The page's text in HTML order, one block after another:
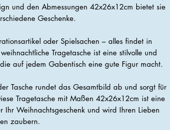
und den Abmessungen 42x26x12cm bietet sie
Geschenke.
oder Spielsachen – alles findet in
Tragetasche ist eine stilvolle und
auf jedem Gabentisch eine gute Figur macht.
Tasche rundet das Gesamtbild ab und sorgt für
Tragetasche mit Maßen 42x26x12cm ist eine
Ihr Weihnachtsgeschenk und wird Ihren Lieben
zaubern.